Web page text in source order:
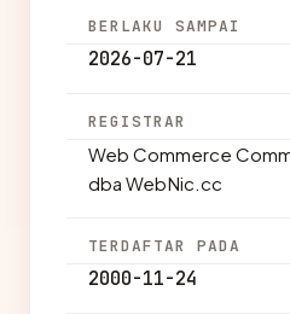
BERLAKU SAMPAI
2026-07-21
REGISTRAR
Web Commerce
dba WebNic.cc
TERDAFTAR PADA
2000-11-24